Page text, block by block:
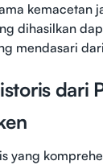
kemacetan
dihasilkan
mendasari
dari
yang